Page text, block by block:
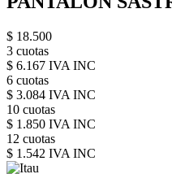
$ 18.500
3 cuotas
$ 6.167 IVA INC
6 cuotas
$ 3.084 IVA INC
10 cuotas
$ 1.850 IVA INC
12 cuotas
$ 1.542 IVA INC